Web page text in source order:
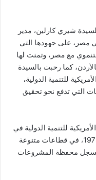
شيري كارلين، مدير
في مصر، على جهودها التي
التنموي مع مصر، وتمنت لها
كما رحبت بالسيدة
للتنمية الدولية،
التي تدفع نحو تحقيق
للتنمية الدولية في
مصر أكثر من 30 مليار دولار منذ عام 1978، في قطاعات متنوعة
تسجل محفظة المشروعات